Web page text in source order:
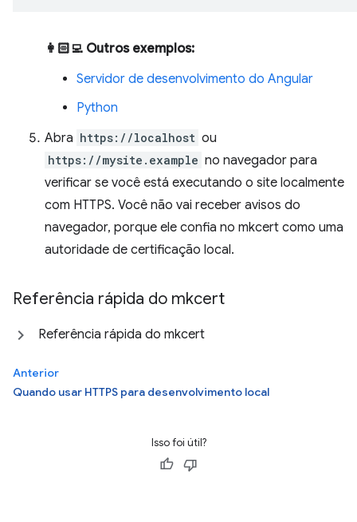
👩🏻‍💻 Outros exemplos:
Servidor de desenvolvimento do Angular
Python
Abra https://localhost ou
https://mysite.example no navegador para
verificar se você está executando o site localmente
com HTTPS. Você não vai receber avisos do
navegador, porque ele confia no mkcert como uma
autoridade de certificação local.
Referência rápida do mkcert
Referência rápida do mkcert
Anterior
Quando usar HTTPS para desenvolvimento local
Isso foi útil?